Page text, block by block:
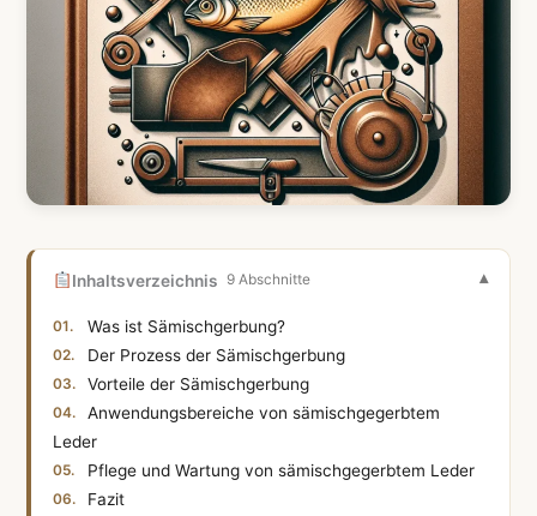
Inhaltsverzeichnis 9 Abschnitte
Was ist Sämischgerbung?
Der Prozess der Sämischgerbung
Vorteile der Sämischgerbung
Anwendungsbereiche von sämischgegerbtem
Leder
Pflege und Wartung von sämischgegerbtem Leder
Fazit